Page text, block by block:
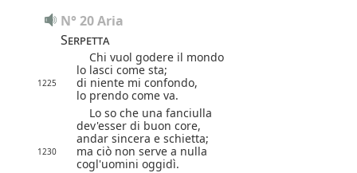
N° 20 Aria
Serpetta
Chi vuol godere il mondo
lo lasci come sta;
1225
di niente mi confondo,
lo prendo come va.
Lo so che una fanciulla
dev'esser di buon core,
andar sincera e schietta;
1230
ma ciò non serve a nulla
cogl'uomini oggidì.